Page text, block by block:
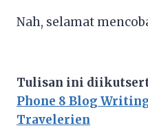
Nah, selamat
Tulisan ini
Phone 8 Blog
Travelerien